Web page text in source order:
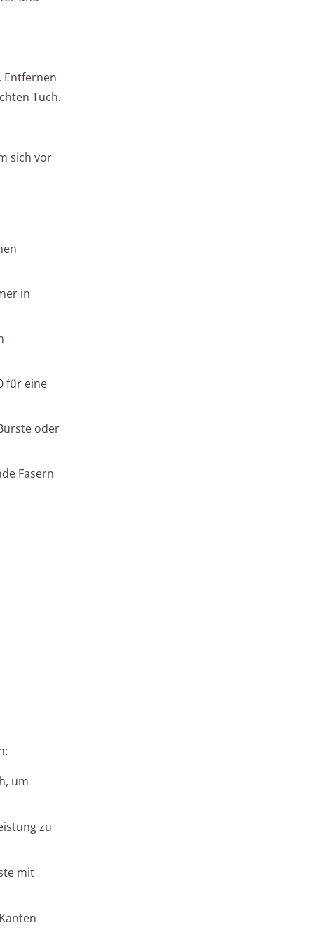
Entfernen
Tuch.
sich vor
in
für eine
oder
Fasern
um
zu
mit